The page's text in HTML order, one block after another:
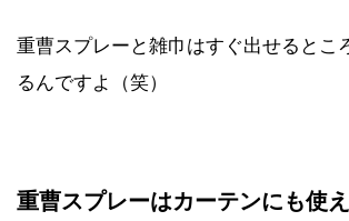
重曹スプレーと雑巾はすぐ出せるとこ
るんですよ（笑）
重曹スプレーはカーテンにも使